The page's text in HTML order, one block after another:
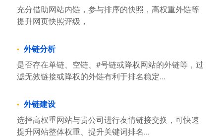
充分借助网站内链，参与排序的快照，高权重外链等
提升网页快照评级，
外链分析
是否存在单链、空链、#号链或降权网站的外链等，过
滤无效链接或降权的外链有利于排名稳定...
外链建设
选择高权重网站与贵公司进行友情链接交换，可快速
提升网站整体权重、提升关键词排名...